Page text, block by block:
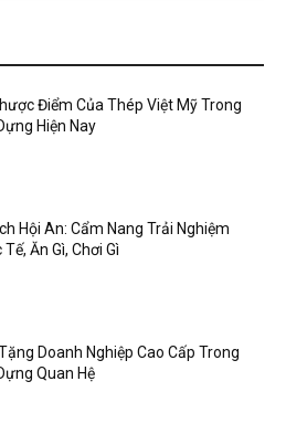
Điểm Của Thép Việt Mỹ Trong
Hiện Nay
Hội An: Cẩm Nang Trải Nghiệm
Ăn Gì, Chơi Gì
Doanh Nghiệp Cao Cấp Trong
Quan Hệ